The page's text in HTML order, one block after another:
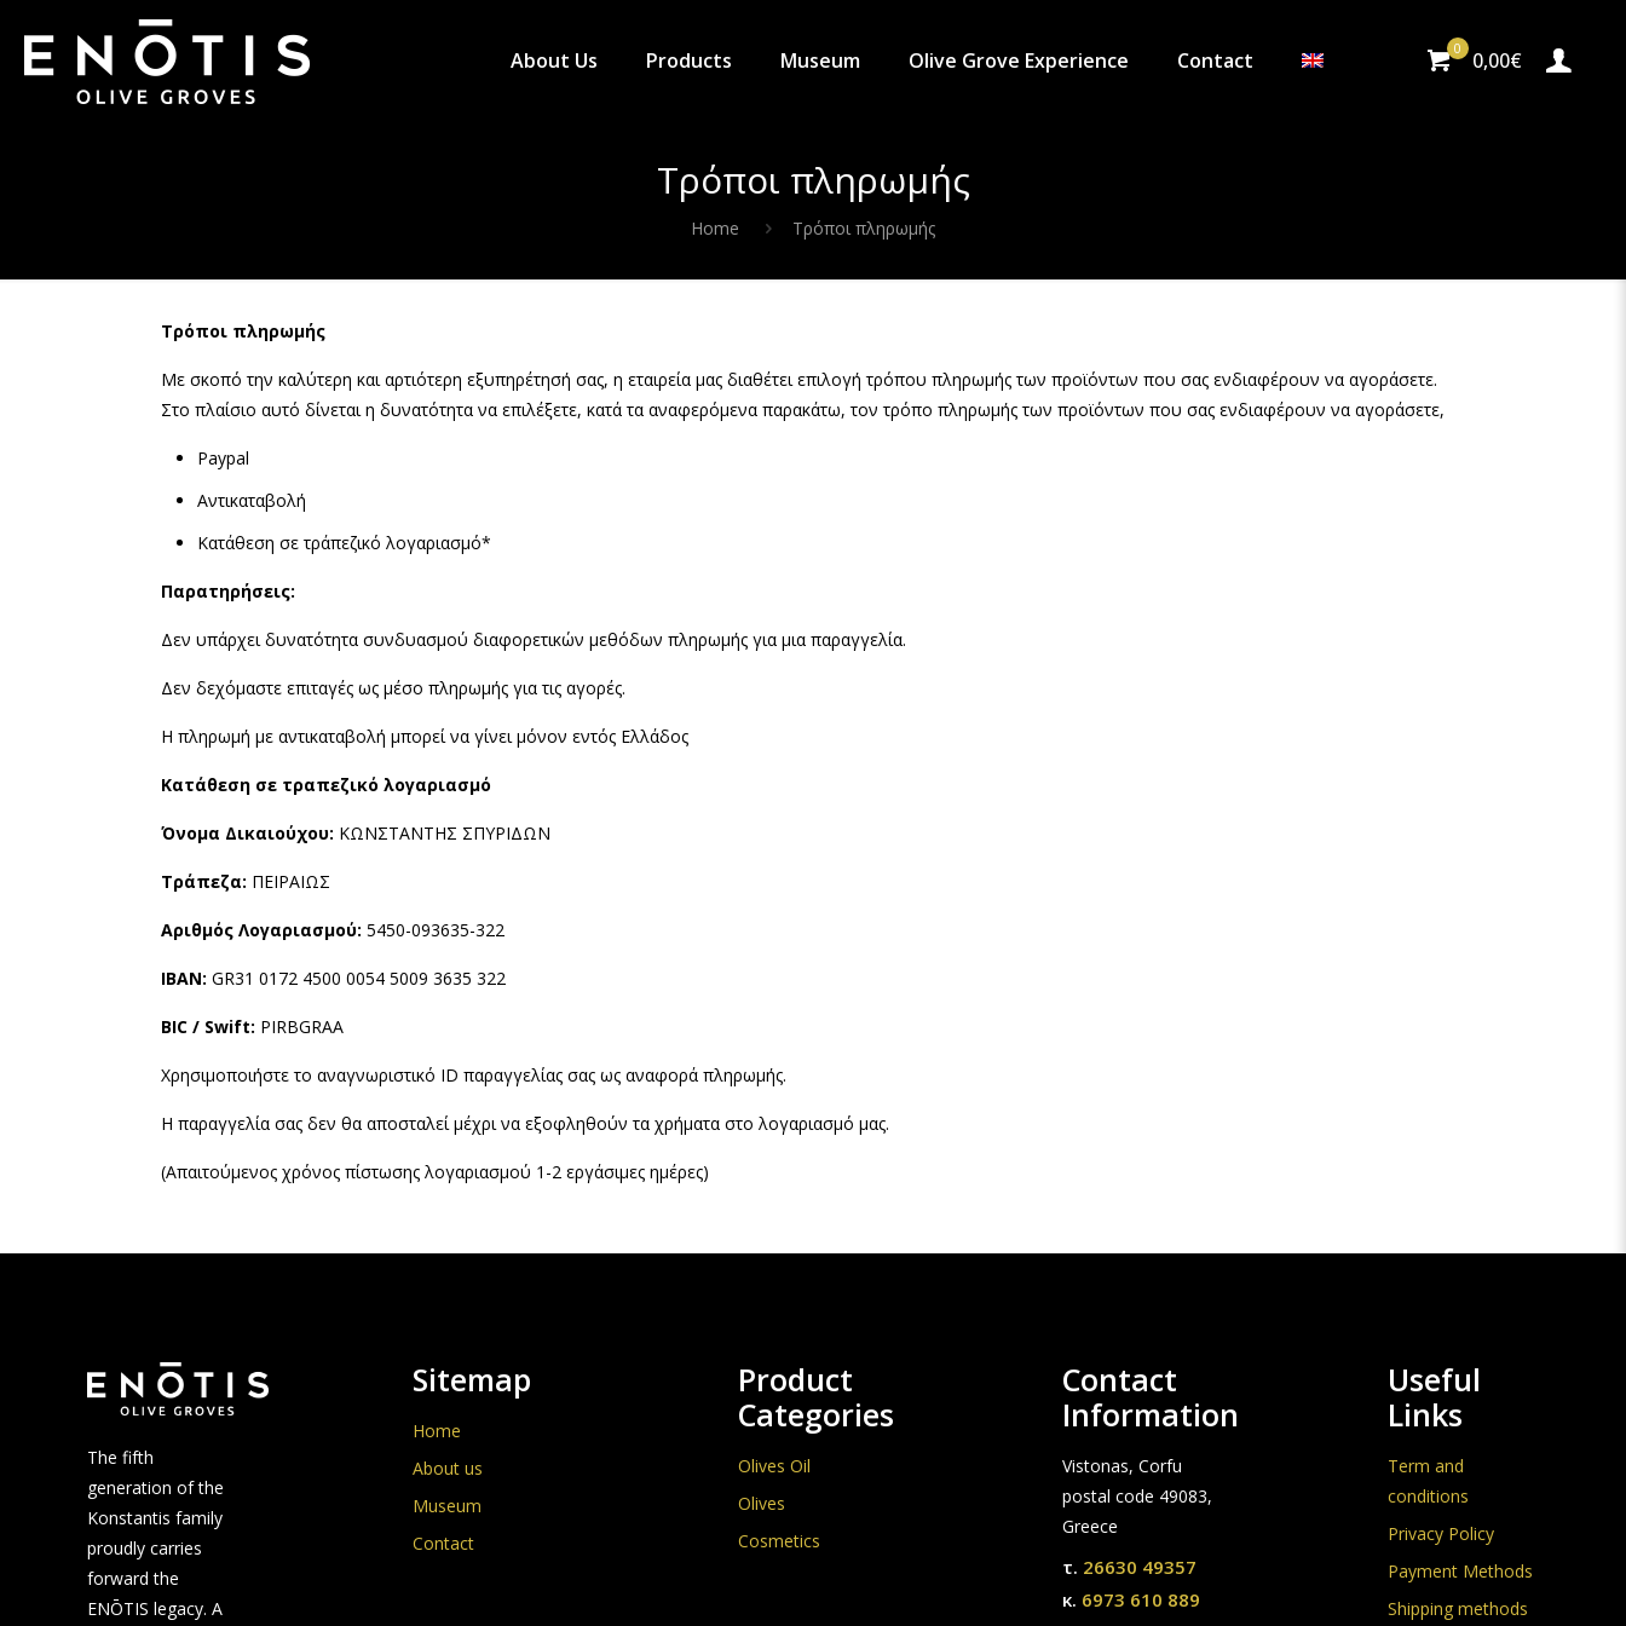
About Us Products Museum Olive Grove Experience Contact 0 0,00€
Τρόποι πληρωμής
Home Τρόποι πληρωμής
Τρόποι πληρωμής
Με σκοπό την καλύτερη και αρτιότερη εξυπηρέτησή σας, η εταιρεία μας διαθέτει επιλογή τρόπου πληρωμής των προϊόντων που σας ενδιαφέρουν να αγοράσετε.
Στο πλαίσιο αυτό δίνεται η δυνατότητα να επιλέξετε, κατά τα αναφερόμενα παρακάτω, τον τρόπο πληρωμής των προϊόντων που σας ενδιαφέρουν να αγοράσετε,
Paypal
Αντικαταβολή
Κατάθεση σε τράπεζικό λογαριασμό*
Παρατηρήσεις:
Δεν υπάρχει δυνατότητα συνδυασμού διαφορετικών μεθόδων πληρωμής για μια παραγγελία.
Δεν δεχόμαστε επιταγές ως μέσο πληρωμής για τις αγορές.
Η πληρωμή με αντικαταβολή μπορεί να γίνει μόνον εντός Ελλάδος
Κατάθεση σε τραπεζικό λογαριασμό
Όνομα Δικαιούχου: ΚΩΝΣΤΑΝΤΗΣ ΣΠΥΡΙΔΩΝ
Τράπεζα: ΠΕΙΡΑΙΩΣ
Αριθμός Λογαριασμού: 5450-093635-322
IBAN: GR31 0172 4500 0054 5009 3635 322
BIC / Swift: PIRBGRAA
Χρησιμοποιήστε το αναγνωριστικό ID παραγγελίας σας ως αναφορά πληρωμής.
Η παραγγελία σας δεν θα αποσταλεί μέχρι να εξοφληθούν τα χρήματα στο λογαριασμό μας.
(Απαιτούμενος χρόνος πίστωσης λογαριασμού 1-2 εργάσιμες ημέρες)
The fifth
generation of the
Konstantis family
proudly carries
forward the
ENŌTIS legacy. A
Sitemap
Home
About us
Museum
Contact
Product
Categories
Olives Oil
Olives
Cosmetics
Contact
Information
Vistonas, Corfu
postal code 49083,
Greece
τ. 26630 49357
κ. 6973 610 889
Useful
Links
Term and
conditions
Privacy Policy
Payment Methods
Shipping methods